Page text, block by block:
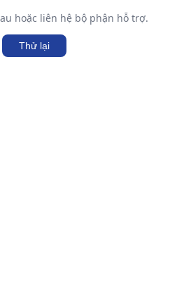
hoặc liên hệ bộ phận hỗ trợ.
Thử lại